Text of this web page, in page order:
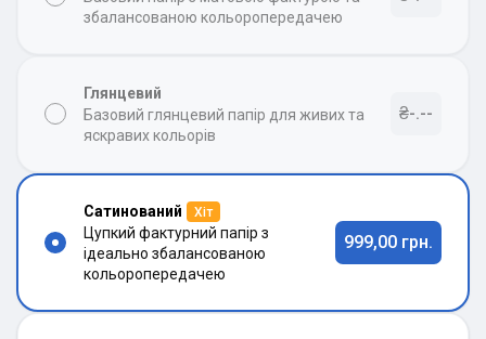
збалансованою кольоропередачею
Глянцевий
Базовий глянцевий папір для живих та
яскравих кольорів
₴-.--
Сатинований Хіт
Цупкий фактурний папір з
ідеально збалансованою
кольоропередачею
999,00 грн.